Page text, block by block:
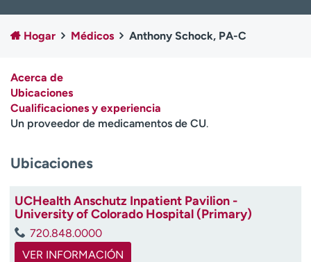
Empleados
Atención a medios de
comunicación
A
ú
d
a
m
Hogar Médicos Anthony Schock, PA-C
Acerca de
Ubicaciones
Cualificaciones y experiencia
Un proveedor de medicamentos de CU.
Ubicaciones
UCHealth Anschutz Inpatient Pavilion -
University of Colorado Hospital (Primary)
720.848.0000
VER INFORMACIÓN